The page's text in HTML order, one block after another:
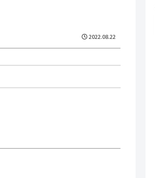
2022.08.22